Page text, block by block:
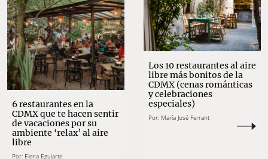
6 restaurantes en la
CDMX que te hacen sentir
de vacaciones por su
ambiente ‘relax’ al aire
libre
Por: Elena Eguiarte
Los 10 restaurantes al aire
libre más bonitos de la
CDMX (cenas románticas
y celebraciones
especiales)
Por: María José Ferrant